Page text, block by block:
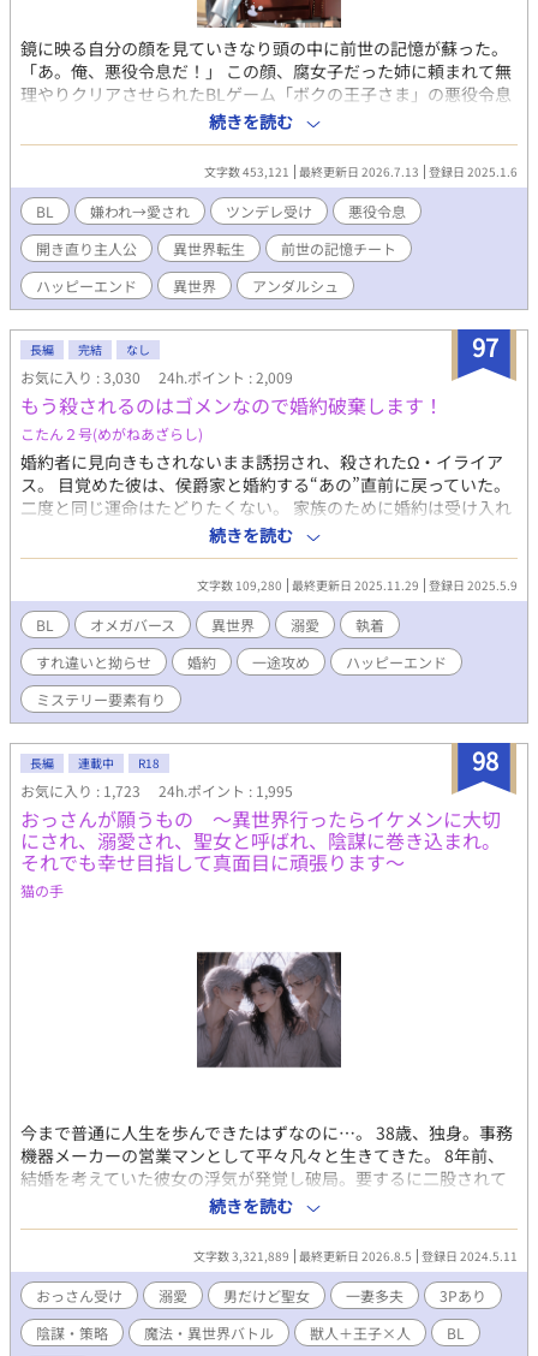
鏡に映る自分の顔を見ていきなり頭の中に前世の記憶が蘇った。
「あ。俺、悪役令息だ！」 この顔、腐女子だった姉に頼まれて無
理やりクリアさせられたBLゲーム「ボクの王子さま」の悪役令息
ことスノーデン公爵家長男、ミルリースだ。 確か、プライドが高
く、主役である人気者の次男レオリースを妬み虐げまくるザ・悪
役。 ということになっている。 そう。俺は何もしていない。なの
に一方的に「人気者の次男を妬んで虐める性格の悪い長男」とい
う役所にされてきたのだ。 いかんせん俺はクールな美少年すぎ
た。 伶俐な美貌と目の下のクマのせいで、黙っているだけで近寄
りがたく見えてしまう。疲れてため息を吐けば「気だるい怠惰な
空気を滲ませ」ているように見え「何を思うのか、その瞳を忌々
しげに燻らせていた」となるわけだ。 何をしても妬まれる。 成績
席だからと弟を見下し、蔑むような笑みを口元に浮かべた」と言
われた。さすがにその日は夜ベッドでこっそり泣いた。 成績だっ
て学年トップを維持してる。なのに「公爵家の権力を利用して裏
から手を回し成績を操作している」と思われている。 なんでなん
だ！なんなら寝る間も惜しんで頑張っているのに！ こんな感じで
全てが「悪役ムーブ」に変換されてしまう。 弟が可愛らしいタイ
プで人懐こい愛されキャラなのもまた俺を悪役に見せるのに一役
かっていた。 このままいったら主人公を虐げた冷酷な兄として断
罪され、僻地で無念の死を遂げることになる。 おかしいだろう
が！ そのどれもこれも俺が「悪役令息」だから。 そういう役回り
だから。 俺の心は折れた。 これまでは皆に誤解され遠巻きにされ
てきた。 親には「可愛げがない」と言われ、弟は何をしても褒め
て可愛がるくせに、俺は主席になろうが「長男なのだから当たり
前」。 それでも「頑張っていたらいつか分かってくれる」と不平
不満もいわずに我慢してきた。 だが、何をしたって「悪役令息」
なら意味なんてない。 どうせ悪役にされるのなら、いっそ好き勝
手に生きてやろう。 悪役上等！これからは我慢なんてしない。 家
れてやる！ 俺は俺で独立して裕福な平民として生きる。 幸い前世
の知識も思い出したから、生活能力はあると思う。平民暮らしも
なんの問題もない。 前世の知識を活かし、自分の道は自分で切り
開くのだ。 ※※※※※※※※ お陰様で、7月にアルファポリス様
よりアンダルシュノベルズｂにて書籍化していただくこととなり
ました♡ ありがとうございますううう！！ イイネやコメントおま
ちしております♡
続きを読む
文字数 453,121 最終更新日 2026.7.13 登録日 2025.1.6
BL 嫌われ→愛され ツンデレ受け
悪役令息
開き直り主人公
異世界転生
前世の記憶チート
ハッピーエンド
異世界 アンダルシュ
97
長編 完結 なし
お気に入り : 3,030 24h.ポイント : 2,009
もう殺されるのはゴメンなので婚約破棄します！
こたん２号(めがねあざらし)
婚約者に見向きもされないまま誘拐され、殺されたΩ・イライア
ス。 目覚めた彼は、侯爵家と婚約する“あの”直前に戻っていた。
二度と同じ運命はたどりたくない。 家族のために婚約は受け入れ
るが、なんとか相手に嫌われて破談を狙うことに決める。 だが目
の前に現れた侯爵・アルバートは、前世とはまるで別人のように
優しく、異様に距離が近くて――。
続きを読む
文字数 109,280 最終更新日 2025.11.29 登録日 2025.5.9
BL オメガバース 異世界 溺愛
執着
すれ違いと拗らせ
婚約 一途攻め
ハッピーエンド
ミステリー要素有り
98
長編 連載中 R18
お気に入り : 1,723 24h.ポイント : 1,995
おっさんが願うもの 〜異世界行ったらイケメンに大切
にされ、溺愛され、聖女と呼ばれ、陰謀に巻き込まれ。
それでも幸せ目指して真面目に頑張ります〜
猫の手
今まで普通に人生を歩んできたはずなのに…。 38歳、独身。事務
機器メーカーの営業マンとして平々凡々と生きてきた。 8年前、
結婚を考えていた彼女の浮気が発覚し破局。要するに二股されて
いたのだ。わかった時の修羅場といったら、それはもう悲惨だっ
た…。 それから8年。彼女も作らず、というか結構なトラウマに
なってしまったらしく、女性と付き合うことが出来なくなってし
まった。 そんな俺がまさかこんな世界に放り込まれるなんて。 俺
は目の前で片膝を付いて手を差し出している男の顔をマジマジと
見つめる。 どう見たってこれは求愛だろう。 なんで俺が…。 ※初
投稿です。 ※異世界ものですが、その世界観を知ってもらうため
続きを読む
文字数 3,321,889 最終更新日 2026.8.5 登録日 2024.5.11
おっさん受け 溺愛 男だけど聖女 一妻多夫
3Pあり
陰謀・策略
魔法・異世界バトル 獣人＋王子×人
BL